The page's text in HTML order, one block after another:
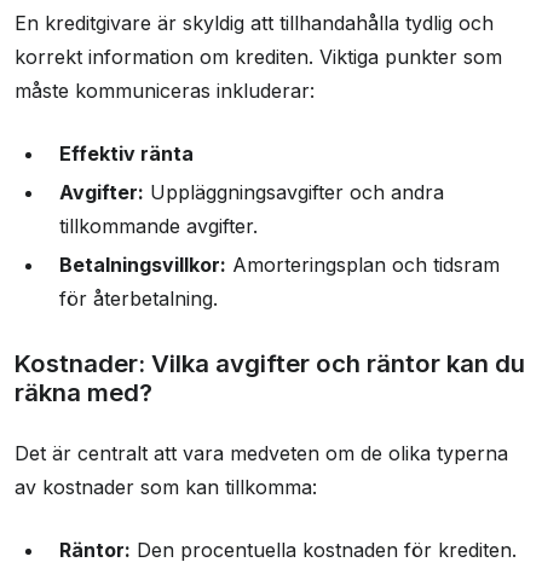
En kreditgivare är skyldig att tillhandahålla tydlig och
korrekt information om krediten. Viktiga punkter som
måste kommuniceras inkluderar:
Effektiv ränta
Avgifter: Uppläggningsavgifter och andra
tillkommande avgifter.
Betalningsvillkor: Amorteringsplan och tidsram
för återbetalning.
Kostnader: Vilka avgifter och räntor kan du
räkna med?
Det är centralt att vara medveten om de olika typerna
av kostnader som kan tillkomma:
Räntor: Den procentuella kostnaden för krediten.